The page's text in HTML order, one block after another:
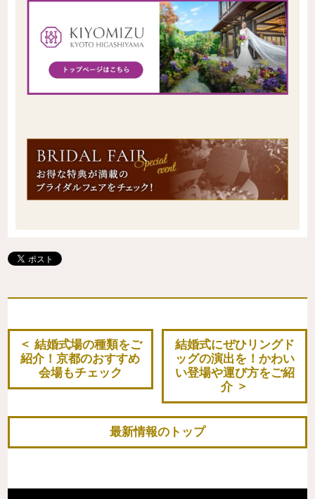
結婚式場の種類をご
紹介！京都のおすすめ
会場もチェック
最新情報のトップ
結婚式にぜひリングド
ッグの演出を！かわい
い登場や運び方をご紹
介